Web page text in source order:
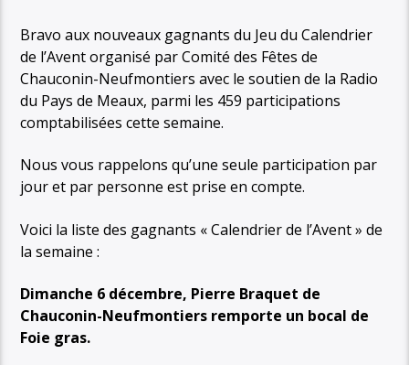
Bravo aux nouveaux gagnants du Jeu du Calendrier
de l’Avent organisé par Comité des Fêtes de
Chauconin-Neufmontiers avec le soutien de la Radio
du Pays de Meaux, parmi les 459 participations
comptabilisées cette semaine.
Nous vous rappelons qu’une seule participation par
jour et par personne est prise en compte.
Voici la liste des gagnants « Calendrier de l’Avent » de
la semaine :
Dimanche 6 décembre, Pierre Braquet de
Chauconin-Neufmontiers remporte un bocal de
Foie gras.